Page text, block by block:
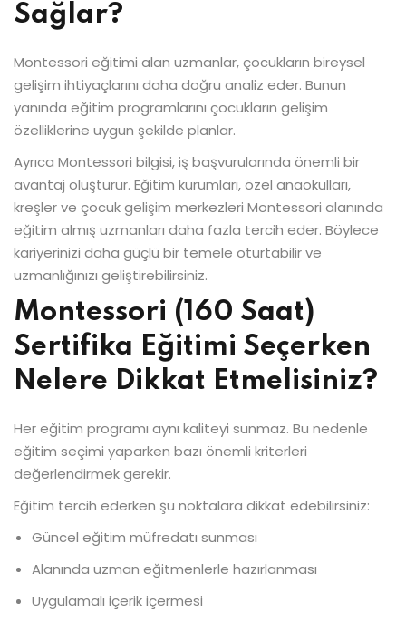
Sağlar?
Montessori eğitimi alan uzmanlar, çocukların bireysel
gelişim ihtiyaçlarını daha doğru analiz eder. Bunun
yanında eğitim programlarını çocukların gelişim
özelliklerine uygun şekilde planlar.
Ayrıca Montessori bilgisi, iş başvurularında önemli bir
avantaj oluşturur. Eğitim kurumları, özel anaokulları,
kreşler ve çocuk gelişim merkezleri Montessori alanında
eğitim almış uzmanları daha fazla tercih eder. Böylece
kariyerinizi daha güçlü bir temele oturtabilir ve
uzmanlığınızı geliştirebilirsiniz.
Montessori (160 Saat)
Sertifika Eğitimi Seçerken
Nelere Dikkat Etmelisiniz?
Her eğitim programı aynı kaliteyi sunmaz. Bu nedenle
eğitim seçimi yaparken bazı önemli kriterleri
değerlendirmek gerekir.
Eğitim tercih ederken şu noktalara dikkat edebilirsiniz:
Güncel eğitim müfredatı sunması
Alanında uzman eğitmenlerle hazırlanması
Uygulamalı içerik içermesi